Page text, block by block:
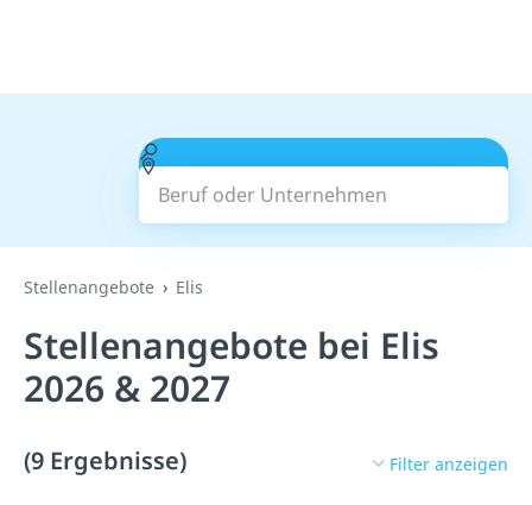
Beruf oder Unternehmen
Suchen
Stellenangebote Elis
Stellenangebote bei Elis
2026 & 2027
(9 Ergebnisse) Filter anzeigen